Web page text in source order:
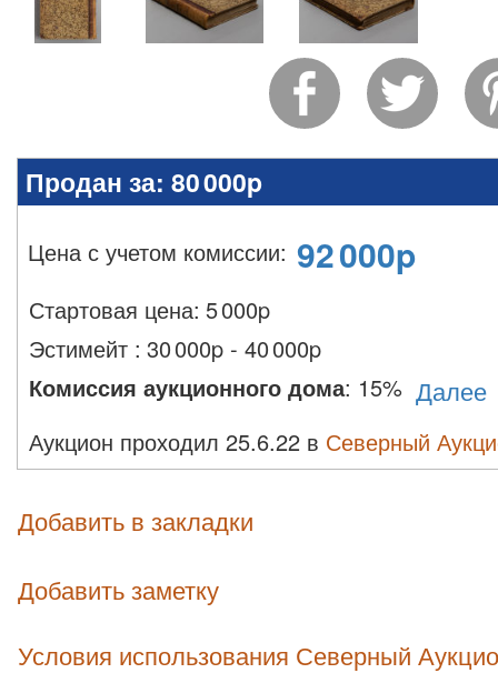
Продан за: 80 000p
Цена с учетом комиссии: 92 000p
Стартовая цена: 5 000p
Эстимейт : 30 000p - 40 000p
Комиссия аукционного дома: 15% Далее
Аукцион проходил 25.6.22 в Северный
Добавить в закладки
Добавить заметку
Условия использования Северный